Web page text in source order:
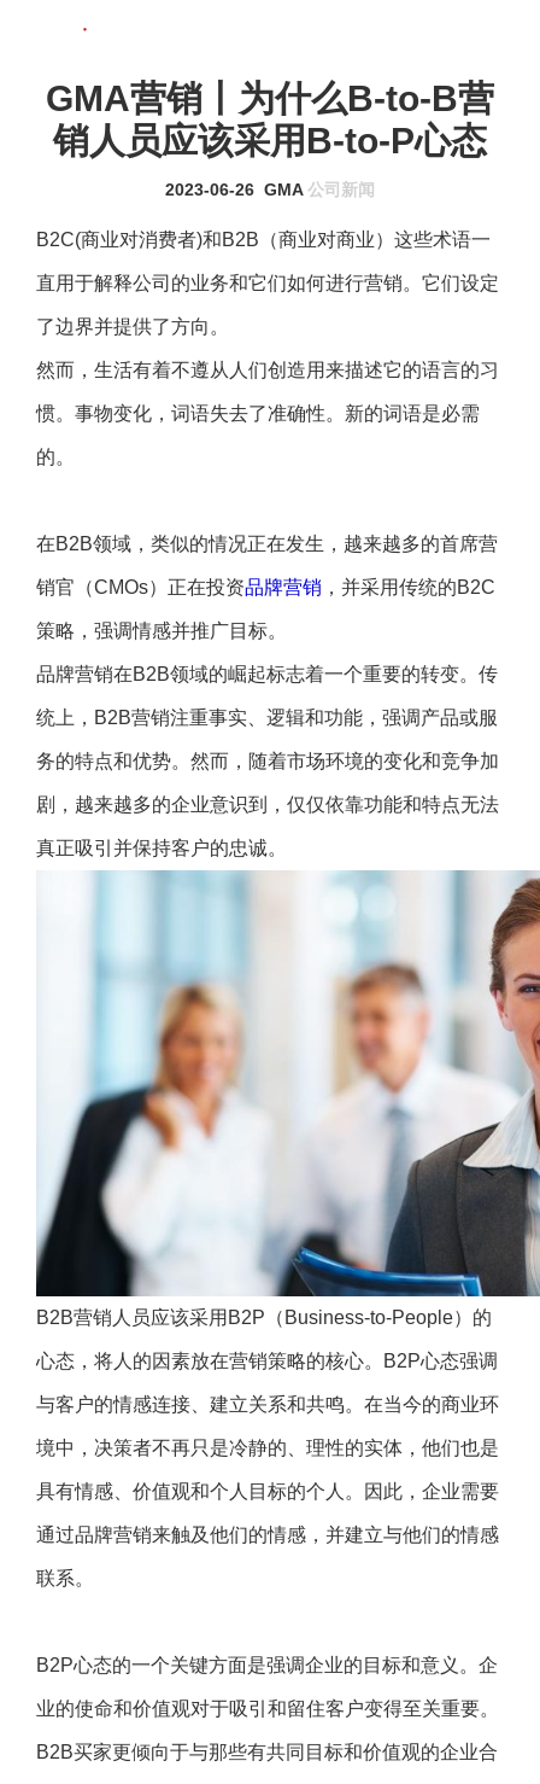
GMA营销丨为什么B-to-B营
销人员应该采用B-to-P心态
2023-06-26 GMA 公司新闻
B2C(商业对消费者)和B2B（商业对商业）这些术语一
直用于解释公司的业务和它们如何进行营销。它们设定
了边界并提供了方向。
然而，生活有着不遵从人们创造用来描述它的语言的习
惯。事物变化，词语失去了准确性。新的词语是必需
的。
在B2B领域，类似的情况正在发生，越来越多的首席营
销官（CMOs）正在投资品牌营销 ，并采用传统的B2C
策略，强调情感并推广目标。
品牌营销在B2B领域的崛起标志着一个重要的转变。传
统上，B2B营销注重事实、逻辑和功能，强调产品或服
务的特点和优势。然而，随着市场环境的变化和竞争加
剧，越来越多的企业意识到，仅仅依靠功能和特点无法
真正吸引并保持客户的忠诚。
B2B营销人员应该采用B2P（Business-to-People）的
心态，将人的因素放在营销策略的核心。B2P心态强调
与客户的情感连接、建立关系和共鸣。在当今的商业环
境中，决策者不再只是冷静的、理性的实体，他们也是
具有情感、价值观和个人目标的个人。因此，企业需要
通过品牌营销来触及他们的情感，并建立与他们的情感
联系。
B2P心态的一个关键方面是强调企业的目标和意义。企
业的使命和价值观对于吸引和留住客户变得至关重要。
B2B买家更倾向于与那些有共同目标和价值观的企业合